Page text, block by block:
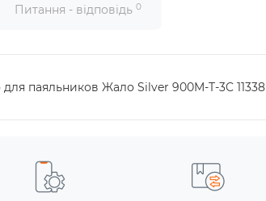
Питання - відповідь 0
паяльников Жало Silver 900M-T-3C 11338